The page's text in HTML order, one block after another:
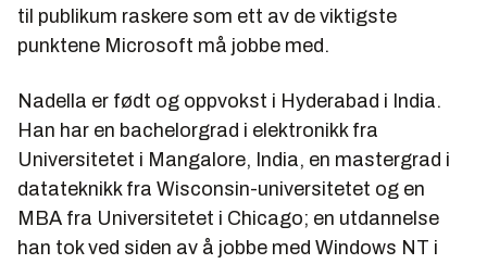
til publikum raskere som ett av de viktigste
punktene Microsoft må jobbe med.
Nadella er født og oppvokst i Hyderabad i India.
Han har en bachelorgrad i elektronikk fra
Universitetet i Mangalore, India, en mastergrad i
datateknikk fra Wisconsin-universitetet og en
MBA fra Universitetet i Chicago; en utdannelse
han tok ved siden av å jobbe med Windows NT i